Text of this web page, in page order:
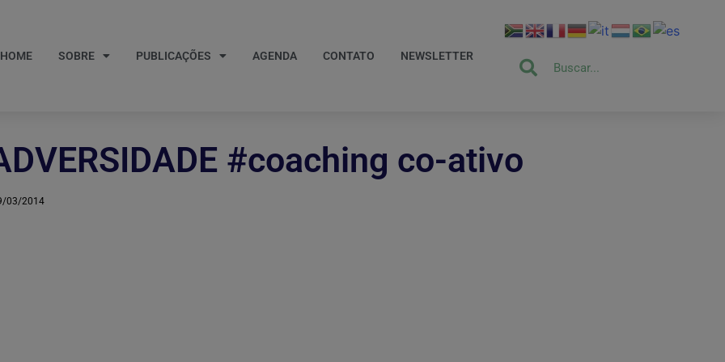
HOME SOBRE PUBLICAÇÕES AGENDA CONTATO NEWSLETTER
#coaching co-ativo
03/2014